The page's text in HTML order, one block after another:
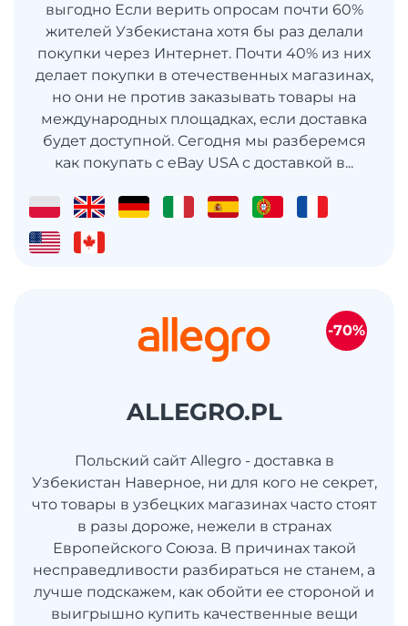
выгодно Если верить опросам почти 60%
жителей Узбекистана хотя бы раз делали
покупки через Интернет. Почти 40% из них
делает покупки в отечественных магазинах,
но они не против заказывать товары на
международных площадках, если доставка
будет доступной. Сегодня мы разберемся
как покупать с eBay USA с доставкой в...
ALLEGRO.PL
Польский сайт Allegro - доставка в
Узбекистан Наверное, ни для кого не секрет,
что товары в узбецких магазинах часто стоят
в разы дороже, нежели в странах
Европейского Союза. В причинах такой
несправедливости разбираться не станем, а
лучше подскажем, как обойти ее стороной и
выигрышно купить качественные вещи
-70%